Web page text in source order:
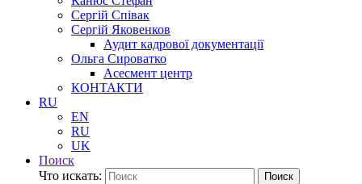
Сергій Співак
Сергій Яковенков
Аудит кадрової документації
Ольга Сироватко
Асесмент центр
КОНТАКТИ
RU
EN
RU
UK
Поиск
Что искать:
Поиск